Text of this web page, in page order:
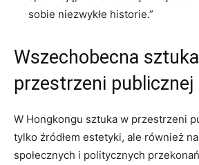
sobie​ niezwykłe historie.”
Wszechobecna
przestrzeni publicznej
W Hongkongu⁣ sztuka ⁣w ​przestrzeni
tylko ​źródłem estetyki, ale⁣ również
społecznych i politycznych